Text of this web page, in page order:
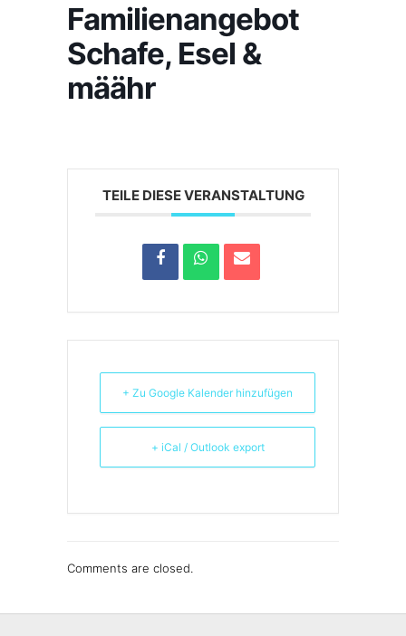
Familienangebot
Schafe, Esel &
määhr
TEILE DIESE VERANSTALTUNG
+ Zu Google Kalender hinzufügen
+ iCal / Outlook export
Comments are closed.